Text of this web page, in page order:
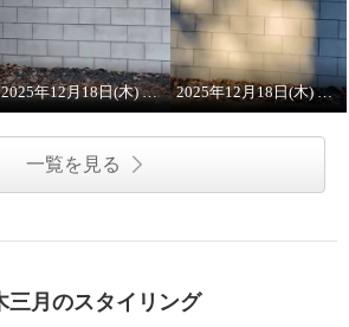
2025年12月18日(木) 8:00 ON AIR 2025年12月18日(木) 8:00 ON AIR ワンピース
一覧を見る
三月のスタイリング